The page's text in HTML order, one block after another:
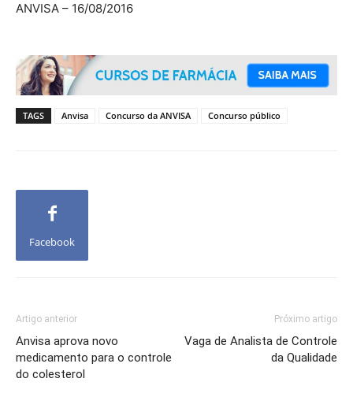
ANVISA – 16/08/2016
TAGS Anvisa Concurso da ANVISA Concurso público
Facebook
Artigo anterior
Anvisa aprova novo
medicamento para o controle
do colesterol
Próximo artigo
Vaga de Analista de Controle
da Qualidade